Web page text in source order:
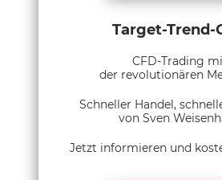
Target-Trend-
CFD-Trading
der revolutionären
Schneller Handel,
von Sven
Jetzt informieren und